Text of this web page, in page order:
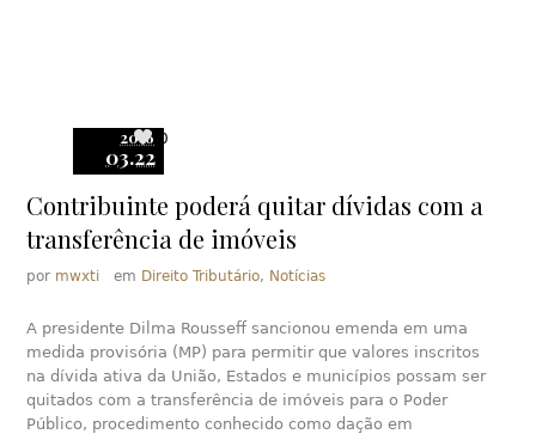
2016
03.22
0
Contribuinte poderá quitar dívidas com a
transferência de imóveis
por mwxti em Direito Tributário, Notícias
A presidente Dilma Rousseff sancionou emenda em uma
medida provisória (MP) para permitir que valores inscritos
na dívida ativa da União, Estados e municípios possam ser
quitados com a transferência de imóveis para o Poder
Público, procedimento conhecido como dação em